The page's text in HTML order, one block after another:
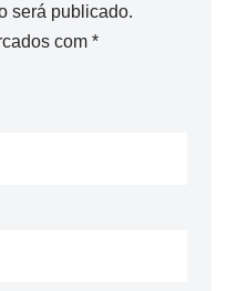
será publicado.
com *